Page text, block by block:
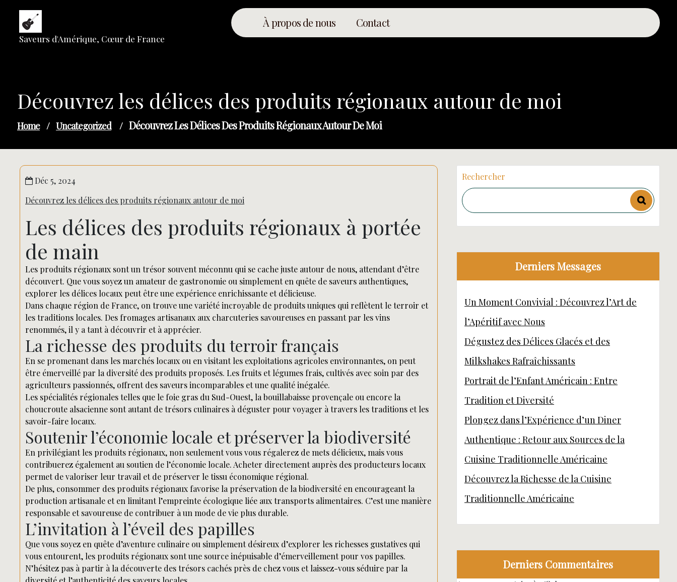
content
Saveurs d'Amérique, Cœur de France
À propos de nous Contact
Découvrez les délices des produits régionaux autour de moi
Home / Uncategorized / Découvrez Les Délices Des Produits Régionaux Autour De Moi
Déc 5, 2024
Découvrez les délices des produits régionaux autour de moi
Les délices des produits régionaux à portée
de main
Les produits régionaux sont un trésor souvent méconnu qui se cache juste autour de nous, attendant d’être
découvert. Que vous soyez un amateur de gastronomie ou simplement en quête de saveurs authentiques,
explorer les délices locaux peut être une expérience enrichissante et délicieuse.
Dans chaque région de France, on trouve une variété incroyable de produits uniques qui reflètent le terroir et
les traditions locales. Des fromages artisanaux aux charcuteries savoureuses en passant par les vins
renommés, il y a tant à découvrir et à apprécier.
La richesse des produits du terroir français
En se promenant dans les marchés locaux ou en visitant les exploitations agricoles environnantes, on peut
être émerveillé par la diversité des produits proposés. Les fruits et légumes frais, cultivés avec soin par des
agriculteurs passionnés, offrent des saveurs incomparables et une qualité inégalée.
Les spécialités régionales telles que le foie gras du Sud-Ouest, la bouillabaisse provençale ou encore la
choucroute alsacienne sont autant de trésors culinaires à déguster pour voyager à travers les traditions et les
savoir-faire locaux.
Soutenir l’économie locale et préserver la biodiversité
En privilégiant les produits régionaux, non seulement vous vous régalerez de mets délicieux, mais vous
contribuerez également au soutien de l’économie locale. Acheter directement auprès des producteurs locaux
permet de valoriser leur travail et de préserver le tissu économique régional.
De plus, consommer des produits régionaux favorise la préservation de la biodiversité en encourageant la
production artisanale et en limitant l’empreinte écologique liée aux transports alimentaires. C’est une manière
responsable et savoureuse de contribuer à un mode de vie plus durable.
L’invitation à l’éveil des papilles
Que vous soyez en quête d’aventure culinaire ou simplement désireux d’explorer les richesses gustatives qui
vous entourent, les produits régionaux sont une source inépuisable d’émerveillement pour vos papilles.
N’hésitez pas à partir à la découverte des trésors cachés près de chez vous et laissez-vous séduire par la
Rechercher
Derniers Messages
Un Moment Convivial : Découvrez l’Art de
l’Apéritif avec Nous
Dégustez des Délices Glacés et des
Milkshakes Rafraîchissants
Portrait de l’Enfant Américain : Entre
Tradition et Diversité
Plongez dans l’Expérience d’un Diner
Authentique : Retour aux Sources de la
Cuisine Traditionnelle Américaine
Découvrez la Richesse de la Cuisine
Traditionnelle Américaine
Derniers Commentaires